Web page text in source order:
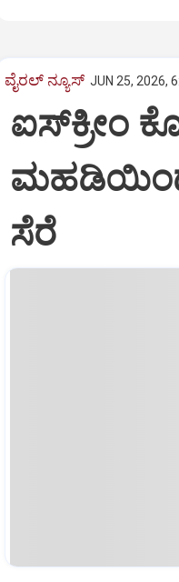
ವೈರಲ್ ನ್ಯೂಸ್ JUN 25, 2026,
ಐಸ್‌ಕ್ರೀಂ
ಮಹಡಿಯಿಂದ
ಸೆರೆ